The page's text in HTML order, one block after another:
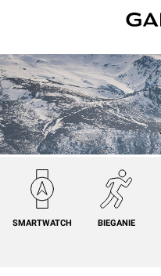
SMARTWATCH BIEGANIE